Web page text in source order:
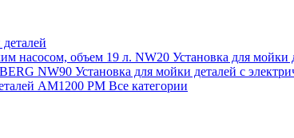
насосом, объем 19 л. NW20 Установка для мойки
NW90 Установка для мойки деталей с
АМ1200 РМ Все категории